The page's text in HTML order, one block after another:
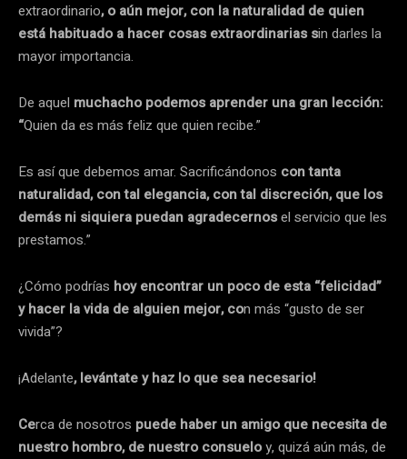
extraordinario, o aún mejor, con la naturalidad de quien
está habituado a hacer cosas extraordinarias sin darles la
mayor importancia.
De aquel muchacho podemos aprender una gran lección:
“Quien da es más feliz que quien recibe.”
Es así que debemos amar. Sacrificándonos con tanta
naturalidad, con tal elegancia, con tal discreción, que los
demás ni siquiera puedan agradecernosel servicio que les
prestamos.”
¿Cómo podrías hoy encontrar un poco de esta “felicidad”
y hacer la vida de alguien mejor, con más “gusto de ser
vivida”?
¡Adelante, levántate y haz lo que sea necesario!
Cerca de nosotros puede haber un amigo que necesita de
nuestro hombro, de nuestro consueloy, quizá aún más, de